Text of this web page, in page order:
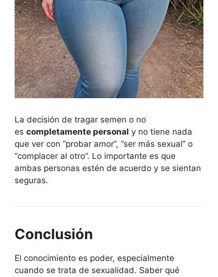
La decisión de tragar semen o no
es completamente personal y no tiene nada
que ver con “probar amor”, “ser más sexual” o
“complacer al otro”. Lo importante es que
ambas personas estén de acuerdo y se sientan
seguras.
Conclusión
El conocimiento es poder, especialmente
cuando se trata de sexualidad. Saber qué